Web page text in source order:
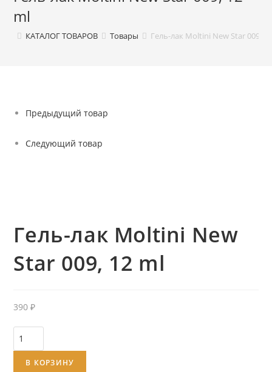
Star
ml
КАТАЛОГ ТОВАРОВ Товары Гель-лак Moltini New Star 009,
Предыдущий товар
Следующий товар
Гель-лак Moltini New
Star 009, 12 ml
390₽
Количество
товара
Гель-В КОРЗИНУ